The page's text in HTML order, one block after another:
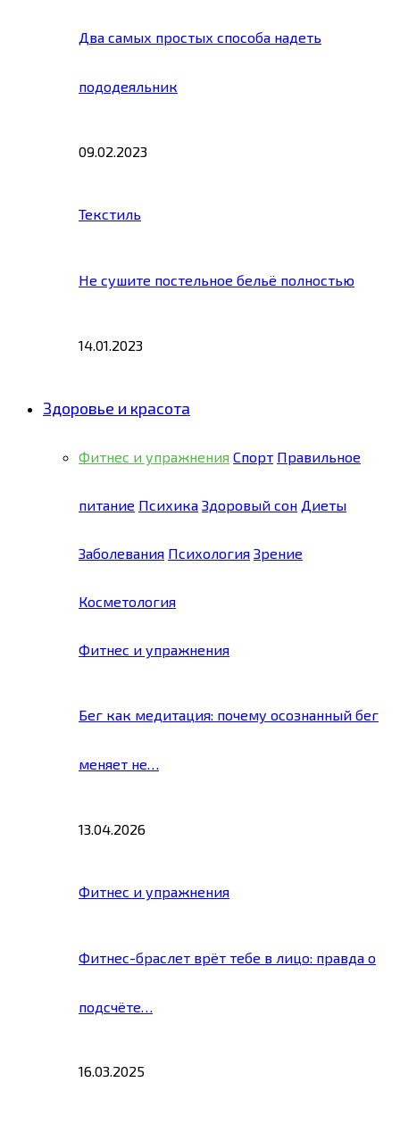
Два самых простых способа надеть
пододеяльник
09.02.2023
Текстиль
Не сушите постельное бельё полностью
14.01.2023
Здоровье и красота
Фитнес и упражнения Спорт Правильное
питание Психика Здоровый сон Диеты
Заболевания Психология Зрение
Косметология
Фитнес и упражнения
Бег как медитация: почему осознанный бег
меняет не…
13.04.2026
Фитнес и упражнения
Фитнес-браслет врёт тебе в лицо: правда о
подсчёте…
16.03.2025